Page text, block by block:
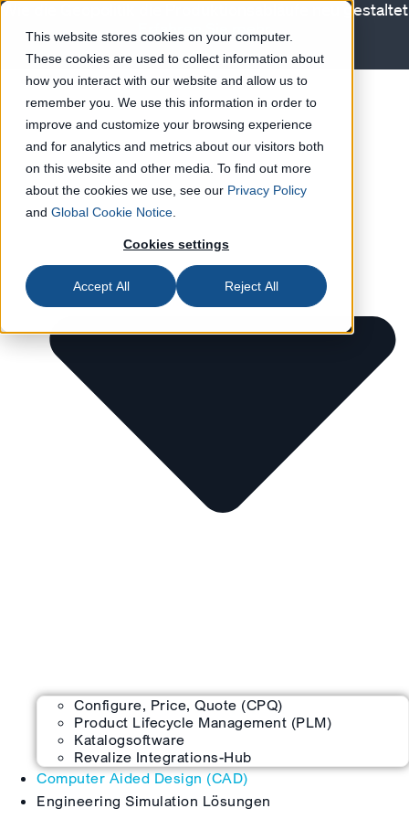
This website stores cookies on your computer.
These cookies are used to collect information about
how you interact with our website and allow us to
remember you. We use this information in order to
improve and customize your browsing experience
and for analytics and metrics about our visitors both
on this website and other media. To find out more
about the cookies we use, see our Privacy Policy
and Global Cookie Notice
Cookies settings
Accept All Reject All
Wie die Geopolitik die Produktionsabläufe neu gestaltet
Erfahren Sie mehr
Lösungen
Configure, Price, Quote (CPQ)
Product Lifecycle Management (PLM)
Katalogsoftware
Revalize Integrations-Hub
Computer Aided Design (CAD)
Engineering Simulation Lösungen